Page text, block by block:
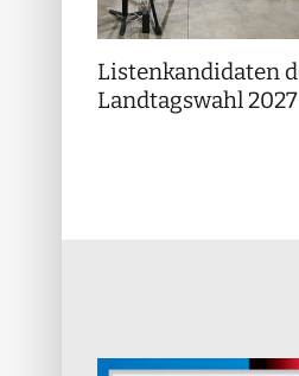
Listenkandidaten
Landtagswahl 2027